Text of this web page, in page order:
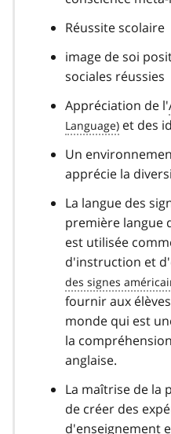
Réussite scolaire
image de soi
sociales réussies
Appréciation de l'
et des
Un
apprécie la
La langue des
première langue
est utilisée
d'instruction et
fournir aux
monde qui est
la
anglaise.
La maîtrise de la
de créer des
d'enseignement